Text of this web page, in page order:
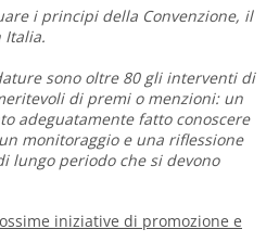
i principi della Convenzione, il
Italia.
sono oltre 80 gli interventi di
di premi o menzioni: un
adeguatamente fatto conoscere
monitoraggio e una riflessione
lungo periodo che si devono
iniziative di promozione e